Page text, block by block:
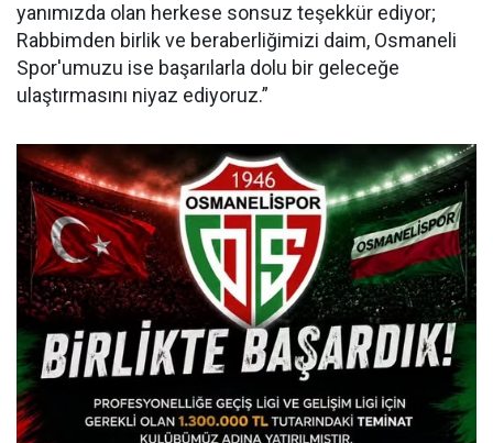
yanımızda olan herkese sonsuz teşekkür ediyor;
Rabbimden birlik ve beraberliğimizi daim, Osmaneli
Spor'umuzu ise başarılarla dolu bir geleceğe
ulaştırmasını niyaz ediyoruz.”